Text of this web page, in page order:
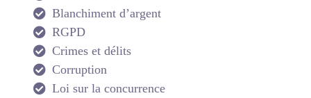
Blanchiment d’argent
RGPD
Crimes et délits
Corruption
Loi sur la concurrence